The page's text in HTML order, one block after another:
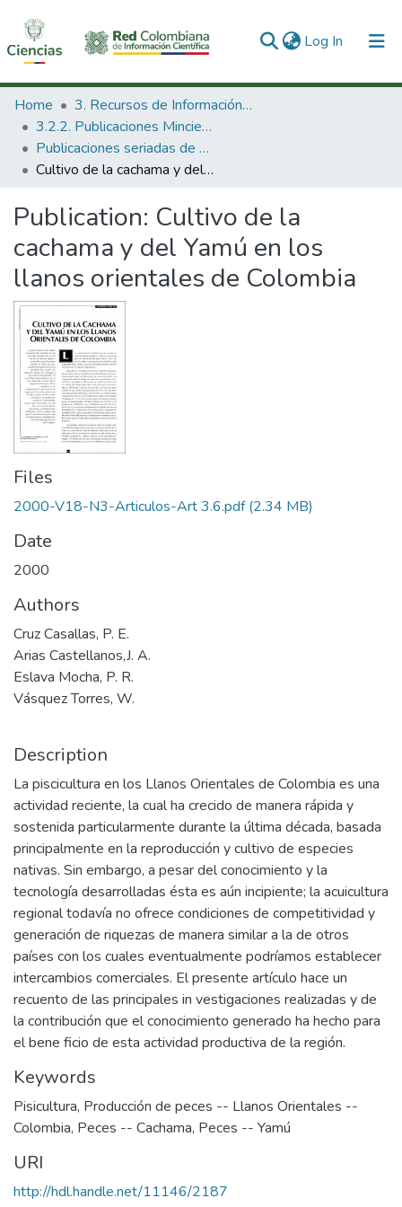
Log In (current)
Communities & Collections
All of DSpace
Statistics
Home
3. Recursos de Información Científica y Tecnológica
3.2.2. Publicaciones Minciencias
Publicaciones seriadas de Minciencias
Cultivo de la cachama y del Yamú en los llanos orientales de Colombia
Publication: Cultivo de la
cachama y del Yamú en los
llanos orientales de Colombia
Files
2000-V18-N3-Articulos-Art 3.6.pdf(2.34 MB)
Date
2000
Authors
Cruz Casallas, P. E.
Arias Castellanos,J. A.
Eslava Mocha, P. R.
Vásquez Torres, W.
Description
La piscicultura en los Llanos Orientales de Colombia es una
actividad reciente, la cual ha crecido de manera rápida y
sostenida particularmente durante la última década, basada
principalmente en la reproducción y cultivo de especies
nativas. Sin embargo, a pesar del conocimiento y la
tecnología desarrolladas ésta es aún incipiente; la acuicultura
regional todavía no ofrece condiciones de competitividad y
generación de riquezas de manera similar a la de otros
países con los cuales eventualmente podríamos establecer
intercambios comerciales. El presente artículo hace un
recuento de las principales in vestigaciones realizadas y de
la contribución que el conocimiento generado ha hecho para
el bene ficio de esta actividad productiva de la región.
Keywords
Pisicultura, Producción de peces -- Llanos Orientales --
Colombia, Peces -- Cachama, Peces -- Yamú
URI
http://hdl.handle.net/11146/2187